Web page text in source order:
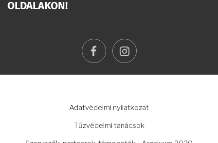
OLDALAKON!
facebookinstagram
Adatvédelmi nyilatkozat
Tűzvédelmi tanácsok